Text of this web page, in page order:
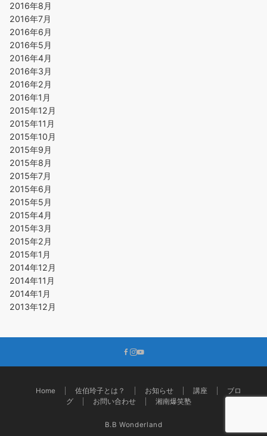
2016年8月
2016年7月
2016年6月
2016年5月
2016年4月
2016年3月
2016年2月
2016年1月
2015年12月
2015年11月
2015年10月
2015年9月
2015年8月
2015年7月
2015年6月
2015年5月
2015年4月
2015年3月
2015年2月
2015年1月
2014年12月
2014年11月
2014年1月
2013年12月
Home 佐伯玲子とは？ お知らせ 講座
ブロ
グ
お問い合わせ 湘南爆笑塾
B.B Wonderland